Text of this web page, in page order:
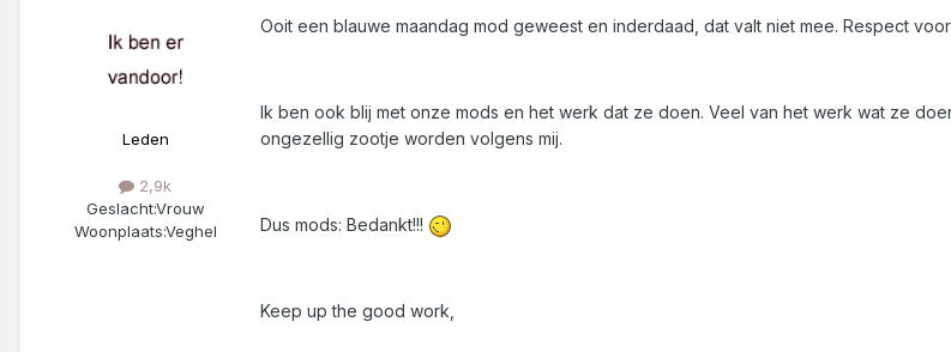
Leden
2,9k
Geslacht:Vrouw
Woonplaats:Veghel
Ooit een blauwe maandag mod geweest en inderdaad, dat valt niet mee. Respect
Ik ben ook blij met onze mods en het werk dat ze doen. Veel van het werk wat ze
ongezellig zootje worden volgens mij.
Dus mods: Bedankt!!!
Keep up the good work,